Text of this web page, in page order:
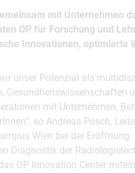
mit Unternehmen
OP für Forschung und
Innovationen, optimierte
unser Potenzial als
Gesundheitswissenschaften
mit Unternehmen,
so Andreas Posch,
Wien bei der Eröffnung.
Diagnostik der
OP Innovation Center